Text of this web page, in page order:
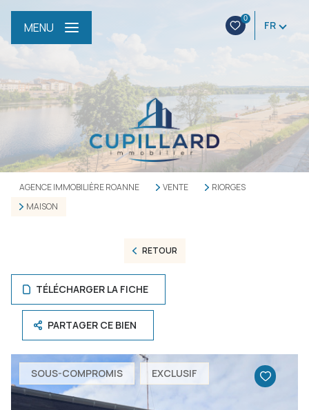
0
FR
MENU
AGENCE IMMOBILIÈRE ROANNE VENTE
RIORGES
MAISON
RETOUR
TÉLÉCHARGER LA FICHE
PARTAGER CE BIEN
SOUS-COMPROMIS EXCLUSIF